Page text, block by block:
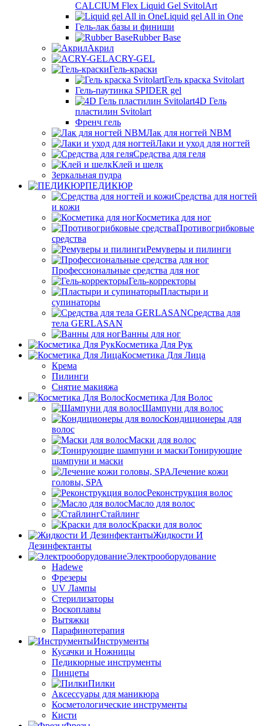
CALCIUM Flex Liquid Gel SvitolArt
Liquid gel All in One
Гель-лак базы и финиши
Rubber Base
Акрил
ACRY-GEL
Гель-краски
Гель краска Svitolart
Гель-паутинка SPIDER gel
4D Гель
пластилин Svitolart
Френч гель
Лак для ногтей NBM
Лаки и уход для ногтей
Средства для геля
Клей и шелк
Зеркальная пудра
ПЕДИКЮР
Средства для ногтей
и кожи
Косметика для ног
Противогрибковые
средства
Ремуверы и пилинги
Профессиональные средства для ног
Гель-корректоры
Пластыри и
супинаторы
Средства для
тела GERLASAN
Ванны для ног
Косметика Для Рук
Косметика Для Лица
Крема
Пилинги
Снятие макияжа
Косметика Для Волос
Шампуни для волос
Кондиционеры для
волос
Маски для волос
Тонирующие
шампуни и маски
Лечение кожи
головы, SPA
Реконструкция волос
Масло для волос
Стайлинг
Краски для волос
Жидкости И
Дезинфектанты
Электрооборудование
Hadewe
Фрезеры
UV Лампы
Стерилизаторы
Воскоплавы
Вытяжки
Парафинотерапия
Инструменты
Кусачки и Ножницы
Педикюрные инструменты
Пинцеты
Пилки
Аксессуары для маникюра
Косметологические инструменты
Кисти